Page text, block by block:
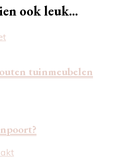
ook leuk...
tuinmeubelen